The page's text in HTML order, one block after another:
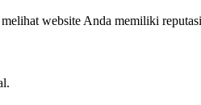
website Anda memiliki